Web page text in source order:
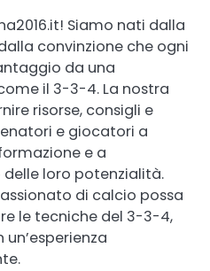
Siamo nati dalla
convinzione che ogni
da una
il 3-3-4. La nostra
risorse, consigli e
e giocatori a
e a
loro potenzialità.
di calcio possa
le tecniche del 3-3-4,